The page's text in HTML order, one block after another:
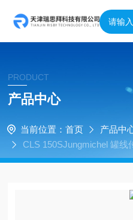
PRODUCT
产品中心
当前位置： 首页 产品中
CLS 150SJungmichel 罐线